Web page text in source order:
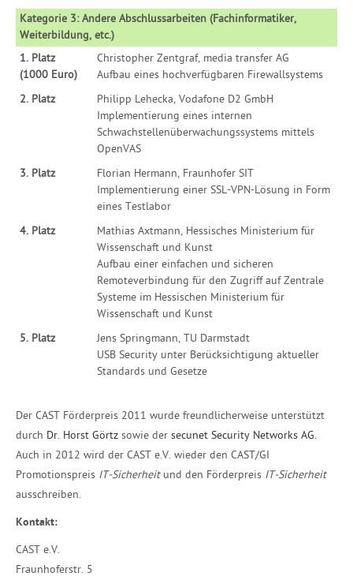
Kategorie 3: Andere Abschlussarbeiten (Fachinformatiker,
Weiterbildung, etc.)
1. Platz
(1000 Euro)
Christopher Zentgraf, media transfer AG
Aufbau eines hochverfügbaren Firewallsystems
2. Platz
Philipp Lehecka, Vodafone D2 GmbH
Implementierung eines internen
Schwachstellenüberwachungssystems mittels
OpenVAS
3. Platz
Florian Hermann, Fraunhofer SIT
Implementierung einer SSL-VPN-Lösung in Form
eines Testlabor
4. Platz
Mathias Axtmann, Hessisches Ministerium für
Wissenschaft und Kunst
Aufbau einer einfachen und sicheren
Remoteverbindung für den Zugriff auf Zentrale
Systeme im Hessischen Ministerium für
Wissenschaft und Kunst
5. Platz
Jens Springmann, TU Darmstadt
USB Security unter Berücksichtigung aktueller
Standards und Gesetze
Der CAST Förderpreis 2011 wurde freundlicherweise unterstützt
durch Dr. Horst Görtz sowie der secunet Security Networks AG.
Auch in 2012 wird der CAST e.V. wieder den CAST/GI
Promotionspreis IT-Sicherheitund den Förderpreis IT-Sicherheit
ausschreiben.
Kontakt:
CAST e.V.
Fraunhoferstr. 5